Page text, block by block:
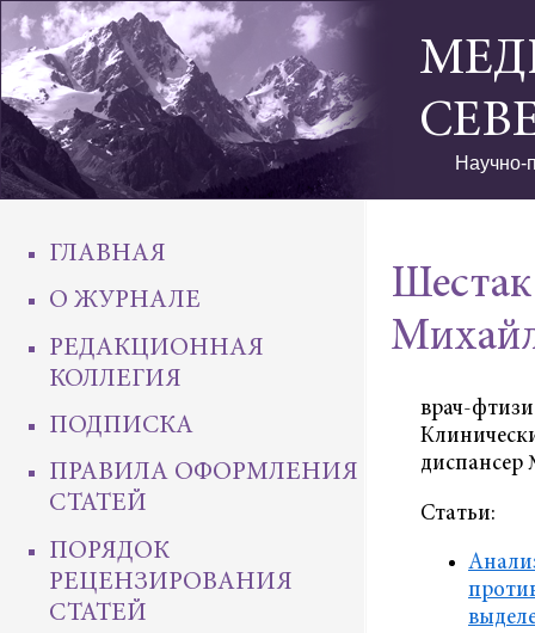
Научно-
ГЛАВНАЯ
О ЖУРНАЛЕ
РЕДАКЦИОННАЯ
КОЛЛЕГИЯ
ПОДПИСКА
ПРАВИЛА ОФОРМЛЕНИЯ
СТАТЕЙ
ПОРЯДОК
РЕЦЕНЗИРОВАНИЯ
СТАТЕЙ
врач-
диспансер
Статьи: